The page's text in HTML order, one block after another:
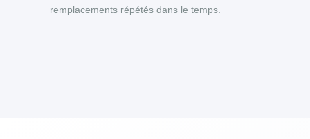
remplacements répétés dans le temps.